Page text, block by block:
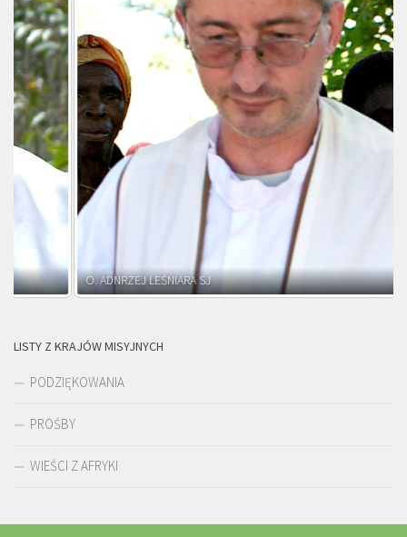
O. ADNRZEJ LEŚNIARA SJ
LISTY Z KRAJÓW MISYJNYCH
PODZIĘKOWANIA
PROŚBY
WIEŚCI Z AFRYKI